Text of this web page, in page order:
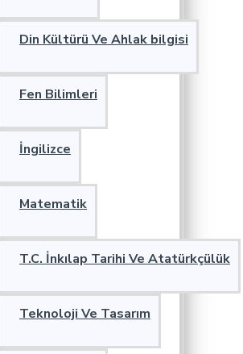
Din Kültürü Ve Ahlak bilgisi
Fen Bilimleri
İngilizce
Matematik
T.C. İnkılap Tarihi Ve Atatürkçülük
Teknoloji Ve Tasarım